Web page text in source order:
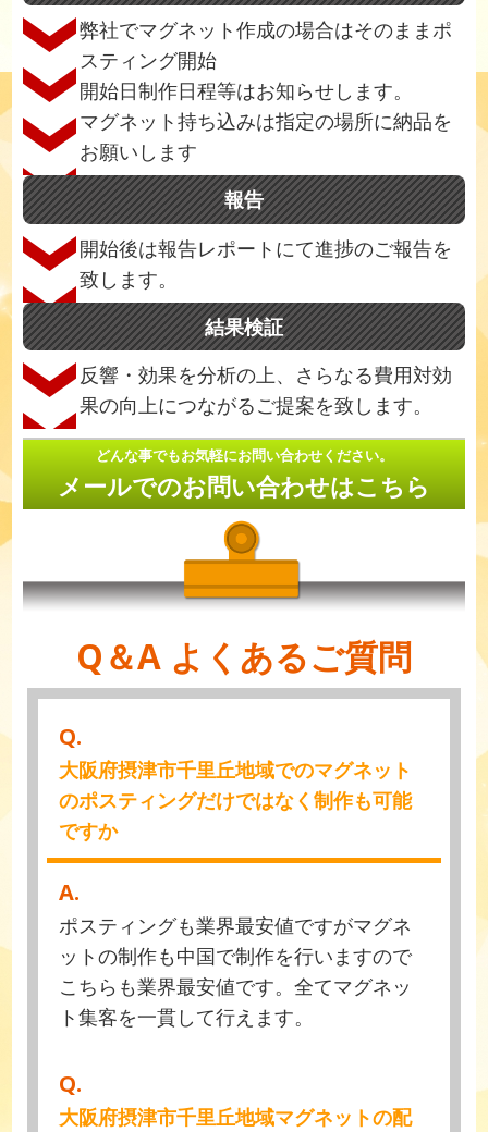
弊社でマグネット作成の場合はそのままポ
スティング開始
開始日制作日程等はお知らせします。
マグネット持ち込みは指定の場所に納品を
お願いします
報告
開始後は報告レポートにて進捗のご報告を
致します。
結果検証
反響・効果を分析の上、さらなる費用対効
果の向上につながるご提案を致します。
どんな事でもお気軽にお問い合わせください。
メールでのお問い合わせはこちら
Q＆A よくあるご質問
Q.
大阪府摂津市千里丘地域でのマグネット
のポスティングだけではなく制作も可能
ですか
A.
ポスティングも業界最安値ですがマグネ
ットの制作も中国で制作を行いますので
こちらも業界最安値です。全てマグネッ
ト集客を一貫して行えます。
Q.
大阪府摂津市千里丘地域マグネットの配